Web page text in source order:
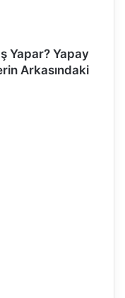
Yapar? Yapay
Arkasındaki